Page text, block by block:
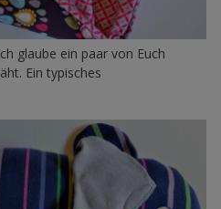
glaube ein paar von Euch
Ein typisches